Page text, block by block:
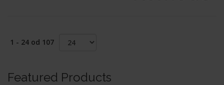
1 - 24 od 107
Featured Products